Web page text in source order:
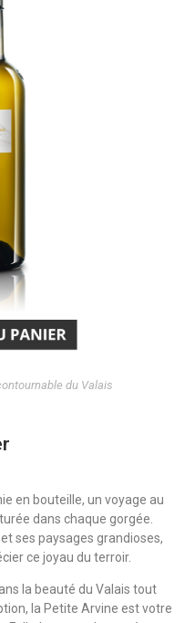
du Valais
en bouteille, un voyage au
dans chaque gorgée.
ses paysages grandioses,
ce joyau du terroir.
la beauté du Valais tout
la Petite Arvine est votre